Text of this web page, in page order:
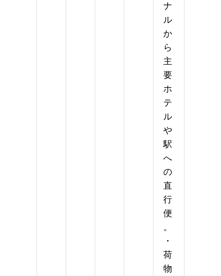
ナ
ル
か
ら
主
要
ホ
テ
ル
や
駅
へ
の
直
行
便
。
・
荷
物